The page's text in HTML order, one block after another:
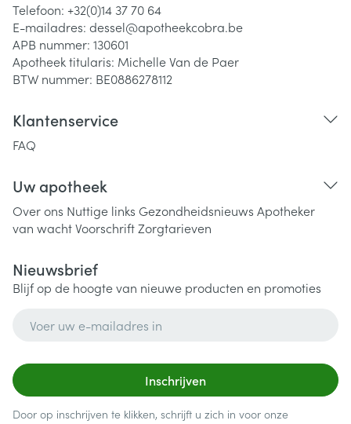
Telefoon: +32(0)14 37 70 64
E-mailadres: dessel@apotheekcobra.be
APB nummer: 130601
Apotheek titularis: Michelle Van de Paer
BTW nummer: BE0886278112
Klantenservice
FAQ
Uw apotheek
Over ons Nuttige links Gezondheidsnieuws Apotheker
van wachtVoorschriftZorgtarieven
Nieuwsbrief
Blijf op de hoogte van nieuwe producten en promoties
Inschrijven
Door op inschrijven te klikken, schrijft u zich in voor onze